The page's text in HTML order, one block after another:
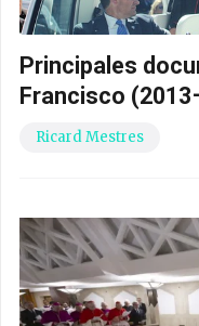
Principales
Francisco
Ricard Mestres